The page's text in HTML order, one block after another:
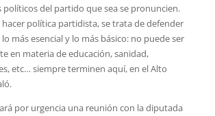
políticos del partido que sea se pronuncien.
hacer política partidista, se trata de defender
más esencial y lo más básico: no puede ser
en materia de educación, sanidad,
etc… siempre terminen aquí, en el Alto
por urgencia una reunión con la diputada